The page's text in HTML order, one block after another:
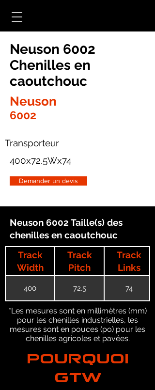
Neuson 6002
Chenilles en
caoutchouc
Neuson
6002
Transporteur
400x72.5Wx74
Demander un devis
Neuson 6002 Taille(s) des
chenilles en caoutchouc
Track
Width
Track
Pitch
Track
Links
400 72.5 74
*Les mesures sont en millimètres (mm)
pour les chenilles industrielles, les
mesures sont en pouces (po) pour les
chenilles agricoles et pavées.
POURQUOI
GTW